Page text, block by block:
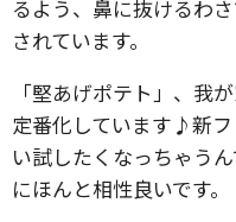
るよう、鼻に抜けるわ
されています。
「堅あげポテト」、我
定番化しています♪新
い試したくなっちゃう
にほんと相性良いです。